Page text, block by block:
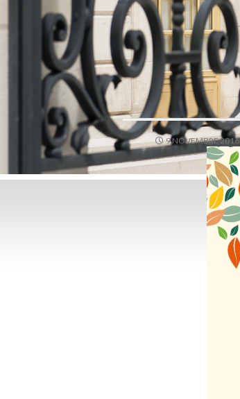
9 NOVEMBRE 2016